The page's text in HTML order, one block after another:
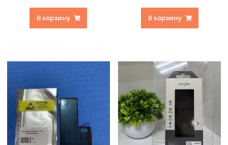
В корзину В корзину